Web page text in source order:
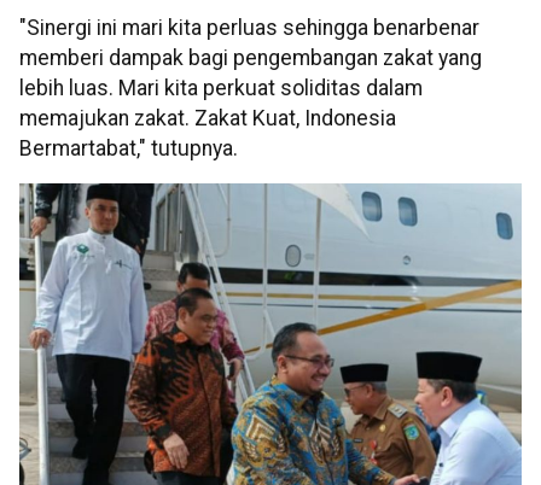
"Sinergi ini mari kita perluas sehingga benarbenar
memberi dampak bagi pengembangan zakat yang
lebih luas. Mari kita perkuat soliditas dalam
memajukan zakat. Zakat Kuat, Indonesia
Bermartabat," tutupnya.